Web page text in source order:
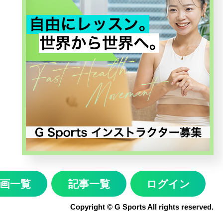
一覧 記事一覧 ログイン
Copyright © G Sports All rights reserved.